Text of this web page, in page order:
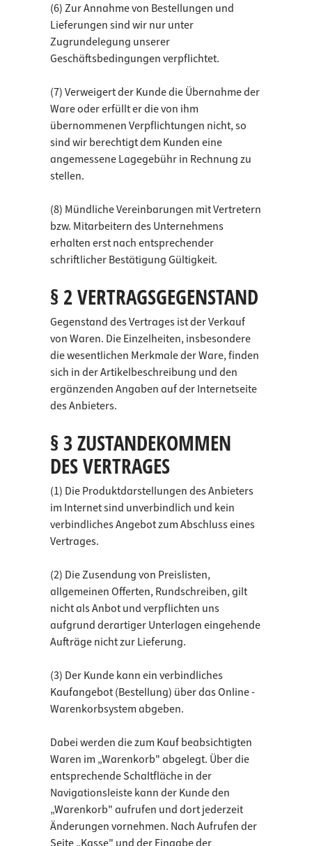
(6) Zur Annahme von Bestellungen und
Lieferungen sind wir nur unter
Zugrundelegung unserer
Geschäftsbedingungen verpflichtet.
(7) Verweigert der Kunde die Übernahme der
Ware oder erfüllt er die von ihm
übernommenen Verpflichtungen nicht, so
sind wir berechtigt dem Kunden eine
angemessene Lagegebühr in Rechnung zu
stellen.
(8) Mündliche Vereinbarungen mit Vertretern
bzw. Mitarbeitern des Unternehmens
erhalten erst nach entsprechender
schriftlicher Bestätigung Gültigkeit.
§ 2 VERTRAGSGEGENSTAND
Gegenstand des Vertrages ist der Verkauf
von Waren. Die Einzelheiten, insbesondere
die wesentlichen Merkmale der Ware, finden
sich in der Artikelbeschreibung und den
ergänzenden Angaben auf der Internetseite
des Anbieters.
§ 3 ZUSTANDEKOMMEN
DES VERTRAGES
(1) Die Produktdarstellungen des Anbieters
im Internet sind unverbindlich und kein
verbindliches Angebot zum Abschluss eines
Vertrages.
(2) Die Zusendung von Preislisten,
allgemeinen Offerten, Rundschreiben, gilt
nicht als Anbot und verpflichten uns
aufgrund derartiger Unterlagen eingehende
Aufträge nicht zur Lieferung.
(3) Der Kunde kann ein verbindliches
Kaufangebot (Bestellung) über das Online -
Warenkorbsystem abgeben.
Dabei werden die zum Kauf beabsichtigten
Waren im „Warenkorb" abgelegt. Über die
entsprechende Schaltfläche in der
Navigationsleiste kann der Kunde den
„Warenkorb" aufrufen und dort jederzeit
Änderungen vornehmen. Nach Aufrufen der